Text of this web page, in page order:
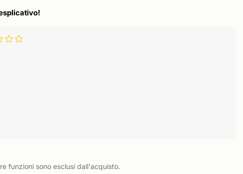
funzioni sono esclusi dall'acquisto.